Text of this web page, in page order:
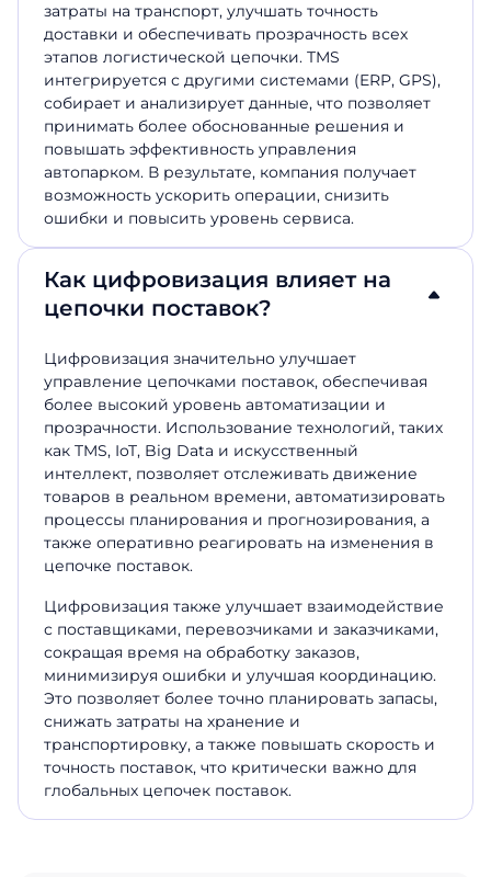
затраты на транспорт, улучшать точность
доставки и обеспечивать прозрачность всех
этапов логистической цепочки. TMS
интегрируется с другими системами (ERP, GPS),
собирает и анализирует данные, что позволяет
принимать более обоснованные решения и
повышать эффективность управления
автопарком. В результате, компания получает
возможность ускорить операции, снизить
ошибки и повысить уровень сервиса.
Как цифровизация влияет на
цепочки поставок?
Цифровизация значительно улучшает
управление цепочками поставок, обеспечивая
более высокий уровень автоматизации и
прозрачности. Использование технологий, таких
как TMS, IoT, Big Data и искусственный
интеллект, позволяет отслеживать движение
товаров в реальном времени, автоматизировать
процессы планирования и прогнозирования, а
также оперативно реагировать на изменения в
цепочке поставок.
Цифровизация также улучшает взаимодействие
с поставщиками, перевозчиками и заказчиками,
сокращая время на обработку заказов,
минимизируя ошибки и улучшая координацию.
Это позволяет более точно планировать запасы,
снижать затраты на хранение и
транспортировку, а также повышать скорость и
точность поставок, что критически важно для
глобальных цепочек поставок.